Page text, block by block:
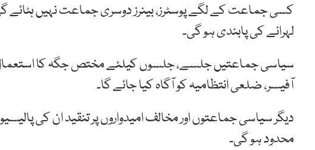
کسی جماعت کے لگے پوسٹرز، بینرز دوسری جماعت نہیں ہٹائے
لہرانے کی پابندی ہو گی۔
سیاسی جماعتیں جلسے، جلسوں کیلئے مختص جگہ کا
آفیسر، ضلعی انتظامیہ کو آگاہ کیا جائے گا۔
دیگر سیاسی جماعتوں اور مخالف امیدواروں پر تنقید ان کی
محدود ہو گی۔